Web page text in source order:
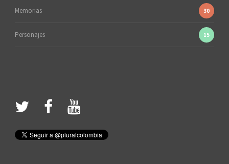
Memorias 30
Personajes 15